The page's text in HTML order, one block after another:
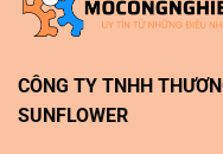
CÔNG TY TNHH
SUNFLOWER